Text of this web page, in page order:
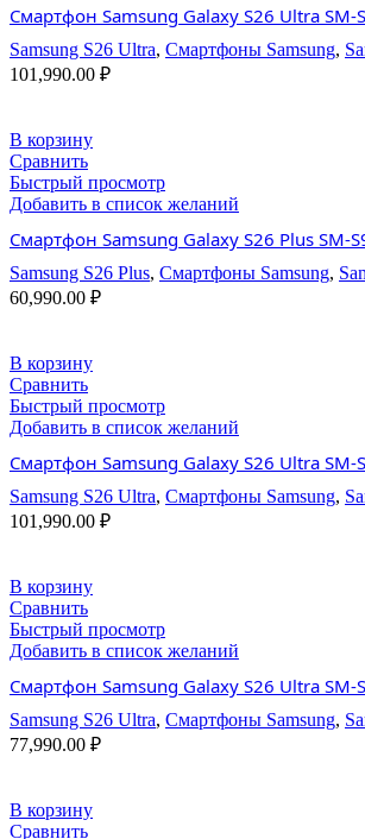
Смартфон Samsung Galaxy S26 Ultra SM-
Samsung S26 Ultra, Смартфоны Samsung,
101,990.00 ₽
В корзину
Сравнить
Быстрый просмотр
Добавить в список желаний
Смартфон Samsung Galaxy S26 Plus SM-
Samsung S26 Plus, Смартфоны Samsung,
60,990.00 ₽
В корзину
Сравнить
Быстрый просмотр
Добавить в список желаний
Смартфон Samsung Galaxy S26 Ultra SM-
Samsung S26 Ultra, Смартфоны Samsung,
101,990.00 ₽
В корзину
Сравнить
Быстрый просмотр
Добавить в список желаний
Смартфон Samsung Galaxy S26 Ultra
Samsung S26 Ultra, Смартфоны Samsung,
77,990.00 ₽
В корзину
Сравнить